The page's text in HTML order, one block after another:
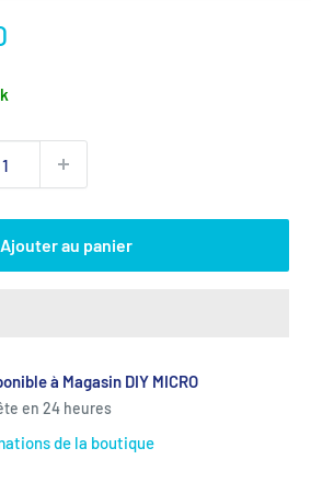
Ajouter au panier
à Magasin DIY MICRO
en 24 heures
de la boutique